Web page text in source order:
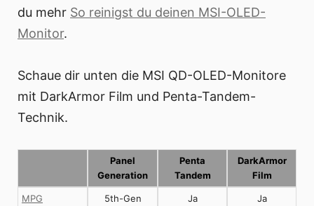
du mehr So reinigst du deinen MSI-OLED-
Monitor.
Schaue dir unten die MSI QD-OLED-Monitore
mit DarkArmor Film und Penta-Tandem-
Technik.
Panel
Generation
Penta
Tandem
DarkArmor
Film
MPG
5th-Gen Ja Ja